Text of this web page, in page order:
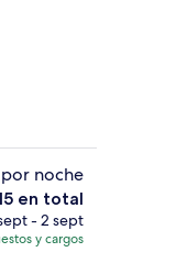
board
por noche
en total
- 2 sept
y cargos